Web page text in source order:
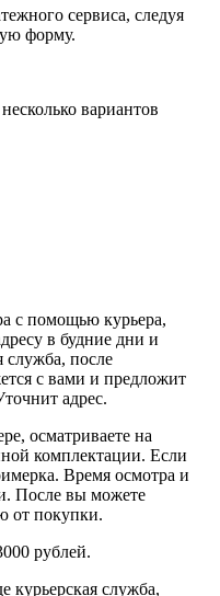
сервиса, следуя
форму.
вариантов
с помощью курьера,
в будние дни и
служба, после
с вами и предложит
адрес.
осматриваете на
комплектации. Если
Время осмотра и
После вы можете
от покупки.
рублей.
курьерская служба,